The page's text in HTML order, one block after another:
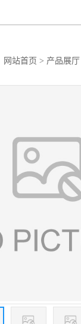
网站首页 > 产品展厅